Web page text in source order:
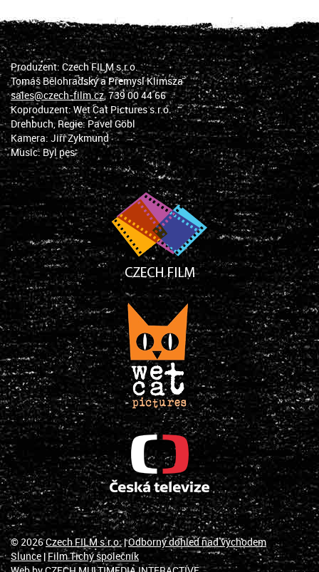
Produzent: Czech FILM s.r.o.
Tomáš Bělohradský a Přemysl Klimsza
sales@czech-film.cz, 739 00 44 66
Koproduzent: Wet Cat Pictures s.r.o.
Drehbuch, Regie: Pavel Göbl
Kamera: Jiří Zykmund
Music: Byl pes
© 2026Czech FILM s.r.o.|Odborný dohled nad východem
Slunce |Film Tichý společník